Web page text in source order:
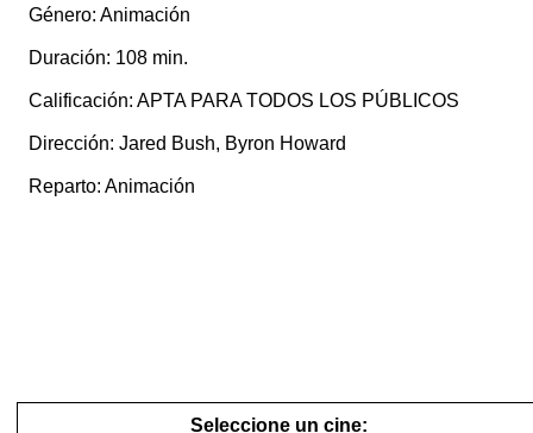
Género: Animación
Duración: 108 min.
Calificación: APTA PARA TODOS LOS PÚBLICOS
Dirección: Jared Bush, Byron Howard
Reparto: Animación
Seleccione un cine: